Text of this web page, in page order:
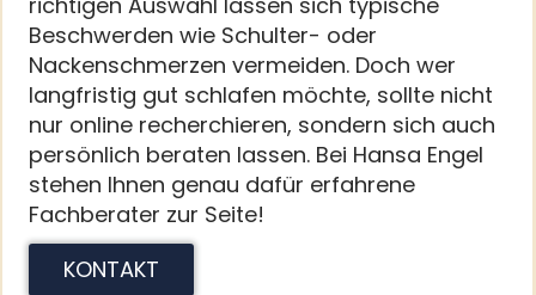
Beschwerden wie Schulter- oder
Nackenschmerzen vermeiden. Doch wer
langfristig gut schlafen möchte, sollte nicht
nur online recherchieren, sondern sich auch
persönlich beraten lassen. Bei Hansa Engel
stehen Ihnen genau dafür erfahrene
Fachberater zur Seite!
KONTAKT